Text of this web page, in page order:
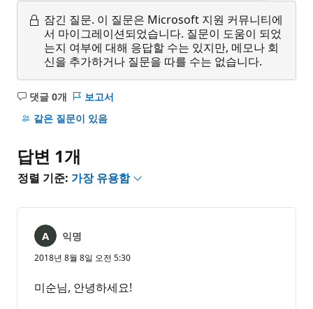
잠긴 질문. 이 질문은 Microsoft 지원 커뮤니티에
서 마이그레이션되었습니다. 질문이 도움이 되었
는지 여부에 대해 응답할 수는 있지만, 메모나 회
신을 추가하거나 질문을 따를 수는 없습니다.
댓글 0개
설
명
음
보고서
같은 질문이 있음
답변 1개
정렬 기준: 가장 유용함
익명
2018년 8월 8일 오전 5:30
미순님, 안녕하세요!